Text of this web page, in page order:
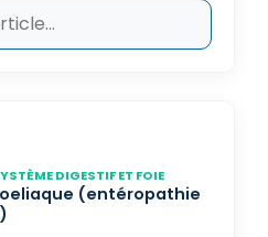
DIGESTIF ET FOIE
(entéropathie